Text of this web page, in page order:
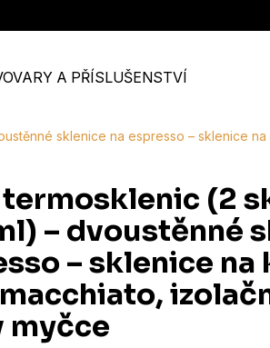
A PŘÍSLUŠENSTVÍ
sklenice na espresso – sklenice na
termosklenic (2
– dvoustěnné
– sklenice na
myčce